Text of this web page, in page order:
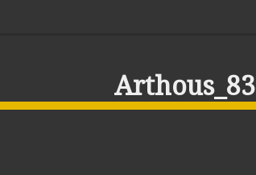
Arthous_83